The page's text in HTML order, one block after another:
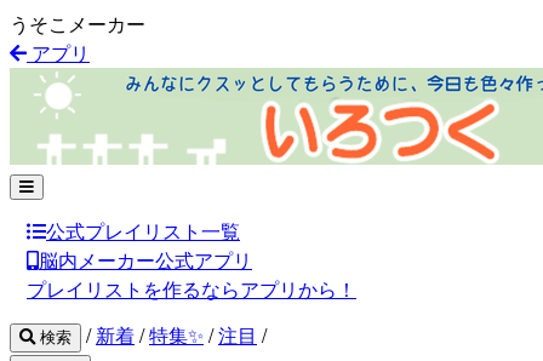
うそこメーカー
アプリ
公式プレイリスト一覧
脳内メーカー公式アプリ
プレイリストを作るならアプリから！
検索 / 新着/特集✨ /注目 /